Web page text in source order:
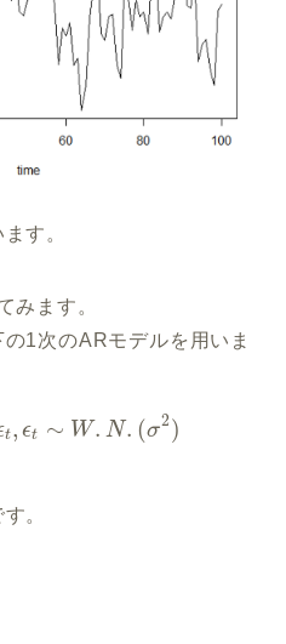
す。
みます。
1次のARモデルを用いま
t, ϵt ∼ W. N. (σ2)
。